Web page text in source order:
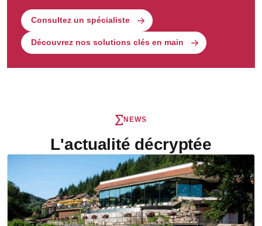
Consultez un spécialiste
Découvrez nos solutions clés en main
NEWS
L'actualité décryptée